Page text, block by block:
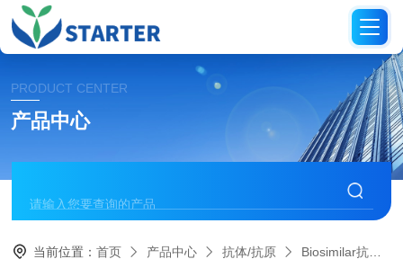
PRODUCT CENTER
产品中心
当前位置：首页 产品中心 抗体/抗原 Biosimilar抗体